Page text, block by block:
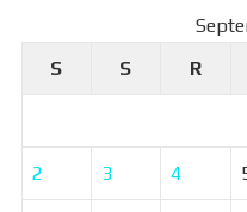
S
S R
2 3 4